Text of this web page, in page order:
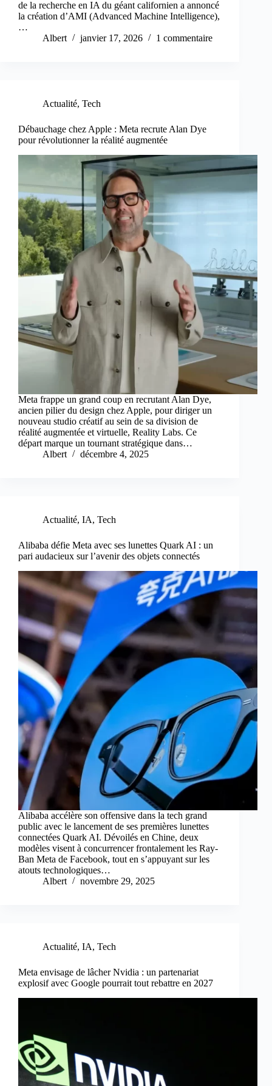
de la recherche en IA du géant californien a annoncé
la création d’AMI (Advanced Machine Intelligence),
…
Albert
janvier 17, 2026 1 commentaire
Actualité, Tech
Débauchage chez Apple : Meta recrute Alan Dye
pour révolutionner la réalité augmentée
Meta frappe un grand coup en recrutant Alan Dye,
ancien pilier du design chez Apple, pour diriger un
nouveau studio créatif au sein de sa division de
réalité augmentée et virtuelle, Reality Labs. Ce
départ marque un tournant stratégique dans…
Albert
décembre 4, 2025
Actualité, IA, Tech
Alibaba défie Meta avec ses lunettes Quark AI : un
pari audacieux sur l’avenir des objets connectés
Alibaba accélère son offensive dans la tech grand
public avec le lancement de ses premières lunettes
connectées Quark AI. Dévoilés en Chine, deux
modèles visent à concurrencer frontalement les Ray-
Ban Meta de Facebook, tout en s’appuyant sur les
atouts technologiques…
Albert
novembre 29, 2025
Actualité, IA, Tech
Meta envisage de lâcher Nvidia : un partenariat
explosif avec Google pourrait tout rebattre en 2027